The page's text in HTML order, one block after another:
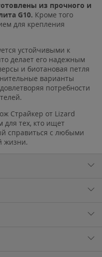
из прочного и
G10. Кроме того
для крепления
устойчивыми к
делает его надежным
и биотановая петля
варианты
потребности
Страйкер от Lizard
тех, кто ищет
справиться с любыми
жизни.